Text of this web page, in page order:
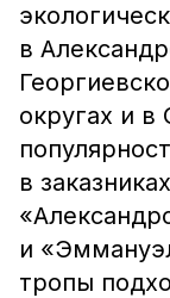
в
округах и
в
и
тропы